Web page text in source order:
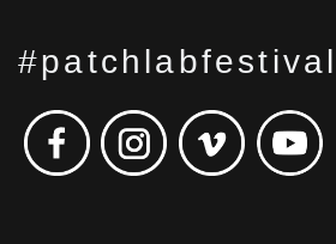
#patchlabfestival